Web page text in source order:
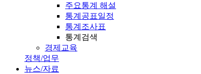
주요통계 해설
통계공표일정
통계조사표
통계검색
경제교육
정책/업무
뉴스/자료